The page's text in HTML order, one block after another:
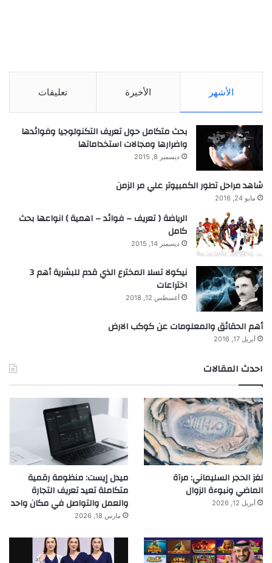
الأشهر الأخيرة تعليقات
بحث متكامل حول تعريف التكنولوجيا وفوائدها
واضرارها ومجالات استخداماتها
ديسمبر 8, 2015
شاهد مراحل تطور الكمبيوتر علي مر الزمن
مايو 24, 2016
الرياضة ( تعريف – فوائد – اهمية ) انواعها بحث
كامل
ديسمبر 14, 2015
نيكولا تسلا المخترع الذي قدم للبشرية أهم 3
اختراعات
أغسطس 12, 2018
أهم الحقائق والمعلومات عن كوكب الارض
أبريل 17, 2016
احدث المقالات
لغز الحجر السليماني: مرآة
الماضي ونبوءة الزوال
أبريل 12, 2026
ميدل إيست: منظومة رقمية
متكاملة تعيد تعريف التجارة
والعمل والتواصل في مكان واحد
مارس 18, 2026